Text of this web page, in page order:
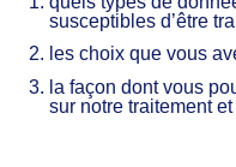
susceptibles d’être
les choix que vous
la façon dont vous
sur notre traitement